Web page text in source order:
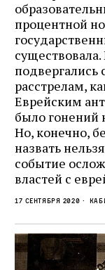
процентной
расстрелам,
Еврейским
было гонений
Но, конечно,
назвать
событие
властей с
17 сентября 2020